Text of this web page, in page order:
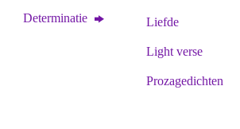
Determinatie Liefde
Light verse
Prozagedichten